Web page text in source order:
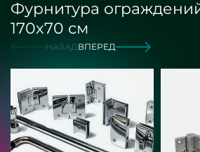
Фурнитура
170х70 см
НАЗАДВПЕРЕД